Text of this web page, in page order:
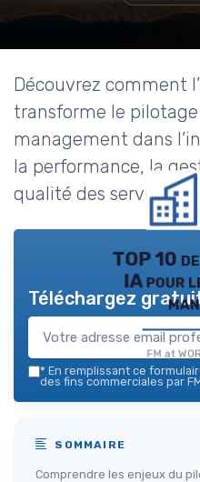
Découvrez comment
transforme le
management dans
la performance, la
qualité des services.
TOP 10
IA pour
FM at
Téléchargez
* En remplissant ce
des fins commerciales par
SOMMAIRE
Comprendre les enjeux du